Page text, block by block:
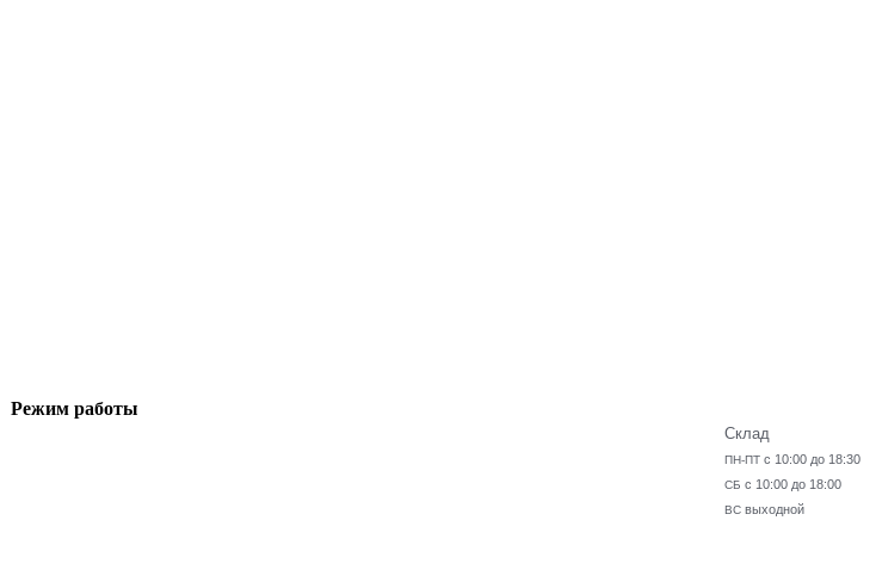
Режим работы
Склад
ПН-ПТ с 10:00 до 18:30
СБ с 10:00 до 18:00
ВС выходной